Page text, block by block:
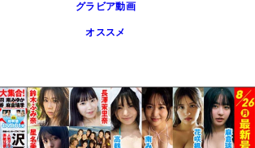
グラビア動画
オススメ